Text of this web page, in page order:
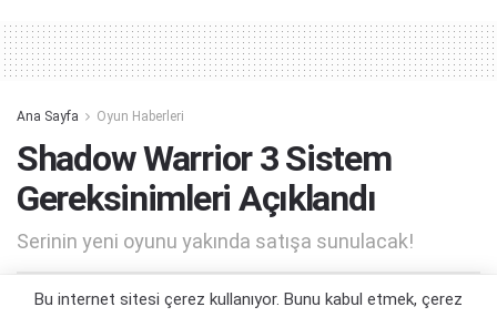
Ana Sayfa Oyun Haberleri
Shadow Warrior 3 Sistem
Gereksinimleri Açıklandı
Serinin yeni oyunu yakında satışa sunulacak!
Yazar: Orçun Çavuşoğlu 09/02/2022 15:24
Bu internet sitesi çerez kullanıyor. Bunu kabul etmek, çerez